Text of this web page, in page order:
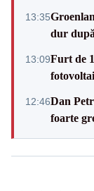
13:35
dur
13:09Furt de
12:46Dan
foarte